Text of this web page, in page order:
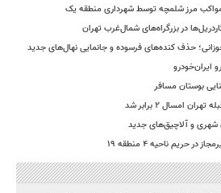
مواکب مرز شلمچه توسط شهرداری منطقه یک
در بزرگراه‌های شمال‌غرب تهران
حذف کنده‌های فرسوده و جانمایی نهال‌های جدید
ایران‌خودرو
بوستان مسافر
امسال ۲ برابر شد
شهری و آلاچیق‌های جدید